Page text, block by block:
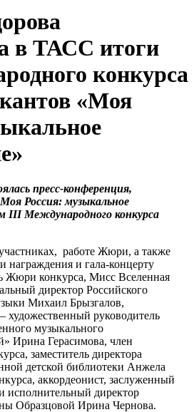
в ТАСС итоги
конкурса
«Моя
пресс-конференция,
Россия: музыкальное
III Международного конкурса
работе Жюри, а также
награждения и гала-концерту
Жюри конкурса, Мисс Вселенная
директор Российского
Михаил Брызгалов,
художественный руководитель
музыкального
Ирина Герасимова, член
заместитель директора
детской библиотеки Анжела
аккордеонист, заслуженный
исполнительный директор
Образцовой Ирина Чернова.